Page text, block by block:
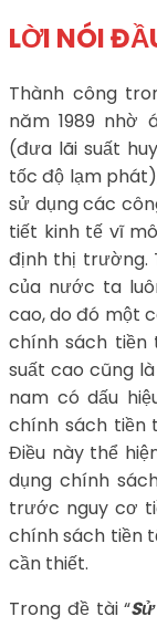
LỜI NÓI
Thành công
năm 1989 nhờ
(đưa lãi suất
tốc độ lạm
sử dụng các
tiết kinh tế vĩ
định thị trường.
của nước ta
cao, do đó một
chính sách
suất cao cũng
nam có dấu
chính sách tiền
Điều này thể
dụng chính
trước nguy cơ
chính sách tiền
cần thiết.
Trong đề tài “